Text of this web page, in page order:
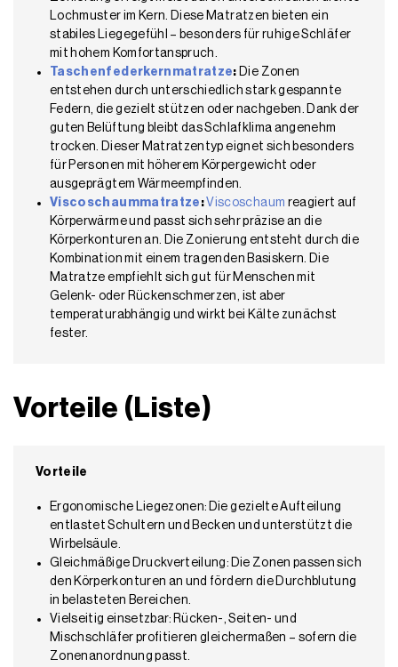
Lochmuster im Kern. Diese Matratzen bieten ein
stabiles Liegegefühl – besonders für ruhige Schläfer
mit hohem Komfortanspruch.
Taschenfederkernmatratze: Die Zonen
entstehen durch unterschiedlich stark gespannte
Federn, die gezielt stützen oder nachgeben. Dank der
guten Belüftung bleibt das Schlafklima angenehm
trocken. Dieser Matratzentyp eignet sich besonders
für Personen mit höherem Körpergewicht oder
ausgeprägtem Wärmeempfinden.
Viscoschaummatratze :Viscoschaum reagiert auf
Körperwärme und passt sich sehr präzise an die
Körperkonturen an. Die Zonierung entsteht durch die
Kombination mit einem tragenden Basiskern. Die
Matratze empfiehlt sich gut für Menschen mit
Gelenk- oder Rückenschmerzen, ist aber
temperaturabhängig und wirkt bei Kälte zunächst
fester.
Vorteile (Liste)
Vorteile
Ergonomische Liegezonen: Die gezielte Aufteilung
entlastet Schultern und Becken und unterstützt die
Wirbelsäule.
Gleichmäßige Druckverteilung: Die Zonen passen sich
den Körperkonturen an und fördern die Durchblutung
in belasteten Bereichen.
Vielseitig einsetzbar: Rücken-, Seiten- und
Mischschläfer profitieren gleichermaßen – sofern die
Zonenanordnung passt.